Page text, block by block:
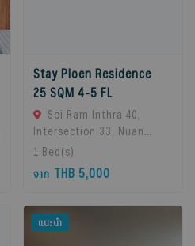
Stay Ploen Residence
25 SQM 4-5 FL
Soi Ram Inthra 40,
Intersection 33, Nuan
Chan Subdistrict, Bueng
Kum District, Bangkok
10230, Thailand., Bangkok,
1 Bed(s)
จาก THB 5,000
แนะนำ